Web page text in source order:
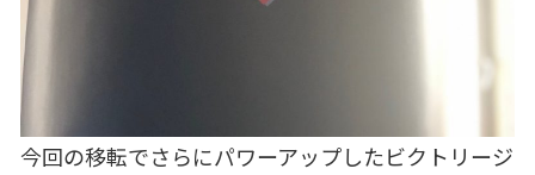
今回の移転でさらにパワーアップしたビクトリージ